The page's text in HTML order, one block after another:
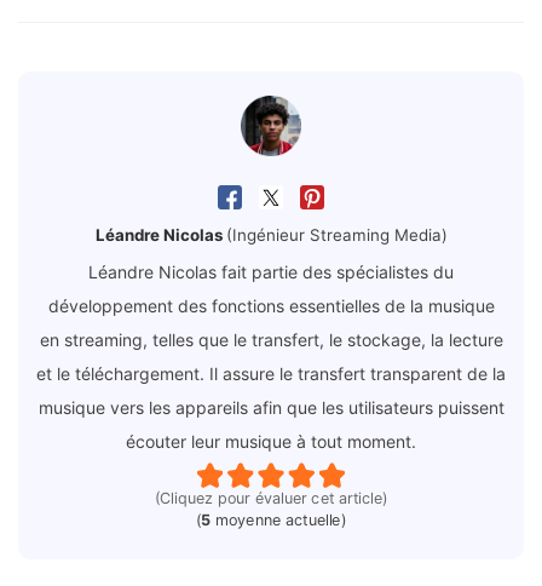
Léandre Nicolas (Ingénieur Streaming Media)
Léandre Nicolas fait partie des spécialistes du
développement des fonctions essentielles de la musique
en streaming, telles que le transfert, le stockage, la lecture
et le téléchargement. Il assure le transfert transparent de la
musique vers les appareils afin que les utilisateurs puissent
écouter leur musique à tout moment.
(Cliquez pour évaluer cet article)
(5 moyenne actuelle)